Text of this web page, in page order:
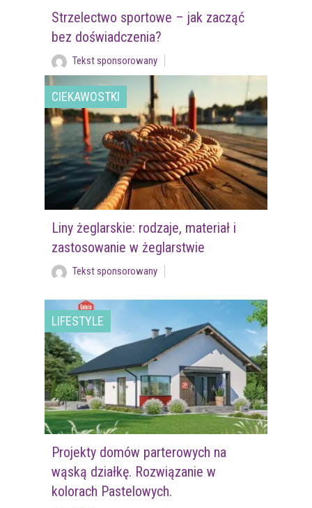
Strzelectwo sportowe – jak zacząć
bez doświadczenia?
Tekst sponsorowany
CIEKAWOSTKI
Liny żeglarskie: rodzaje, materiał i
zastosowanie w żeglarstwie
Tekst sponsorowany
LIFESTYLE
Projekty domów parterowych na
wąską działkę. Rozwiązanie w
kolorach Pastelowych.